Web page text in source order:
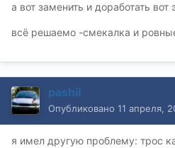
а вот заменить и доработать вот
всё решаемо -смекалка и
pashil
Опубликовано 11 апреля,
я имел другую проблему: трос